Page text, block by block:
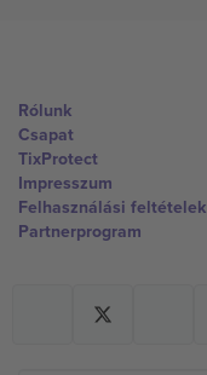
Rólunk
Csapat
TixProtect
Impresszum
Felhasználási feltételek
Partnerprogram